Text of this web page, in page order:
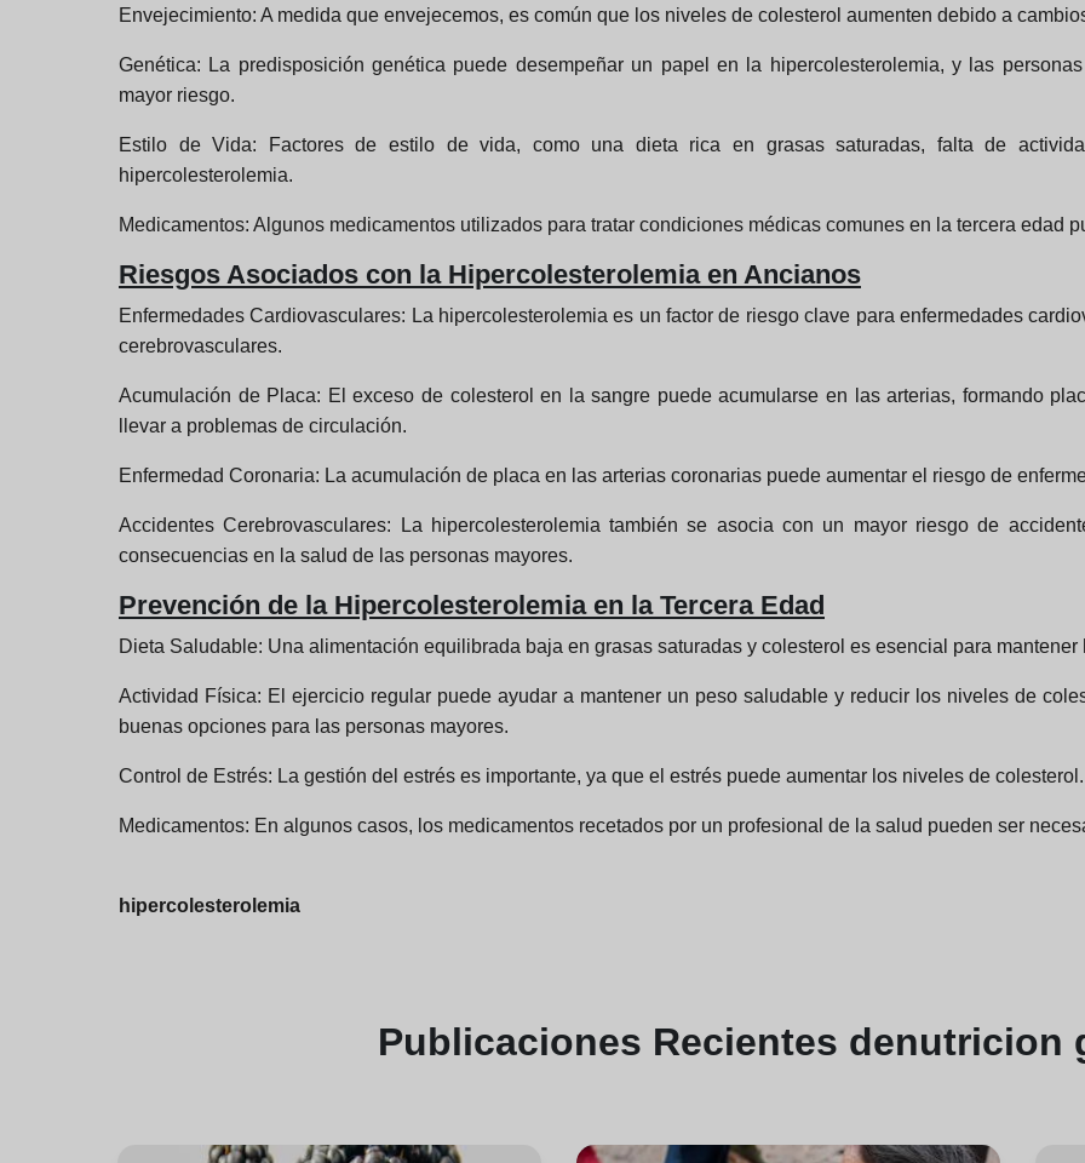
Envejecimiento: A medida que envejecemos, es común que los niveles de colesterol aumenten debido a
Genética: La predisposición genética puede desempeñar un papel en la hipercolesterolemia, y las
mayor riesgo.
Estilo de Vida: Factores de estilo de vida, como una dieta rica en grasas saturadas, falta de
hipercolesterolemia.
Medicamentos: Algunos medicamentos utilizados para tratar condiciones médicas comunes en la tercera edad
Riesgos Asociados con la Hipercolesterolemia en Ancianos
Enfermedades Cardiovasculares: La hipercolesterolemia es un factor de riesgo clave para enfermedades
cerebrovasculares.
Acumulación de Placa: El exceso de colesterol en la sangre puede acumularse en las arterias, formando
llevar a problemas de circulación.
Enfermedad Coronaria: La acumulación de placa en las arterias coronarias puede aumentar el riesgo de
Accidentes Cerebrovasculares: La hipercolesterolemia también se asocia con un mayor riesgo de
consecuencias en la salud de las personas mayores.
Prevención de la Hipercolesterolemia en la Tercera Edad
Dieta Saludable: Una alimentación equilibrada baja en grasas saturadas y colesterol es esencial para
Actividad Física: El ejercicio regular puede ayudar a mantener un peso saludable y reducir los niveles de
buenas opciones para las personas mayores.
Control de Estrés: La gestión del estrés es importante, ya que el estrés puede aumentar los niveles de colesterol.
Medicamentos: En algunos casos, los medicamentos recetados por un profesional de la salud pueden ser
hipercolesterolemia
Publicaciones Recientes denutricion